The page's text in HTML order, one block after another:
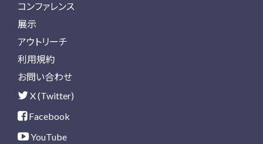
コンファレンス
展示
アウトリーチ
利用規約
お問い合わせ
X (Twitter)
Facebook
YouTube